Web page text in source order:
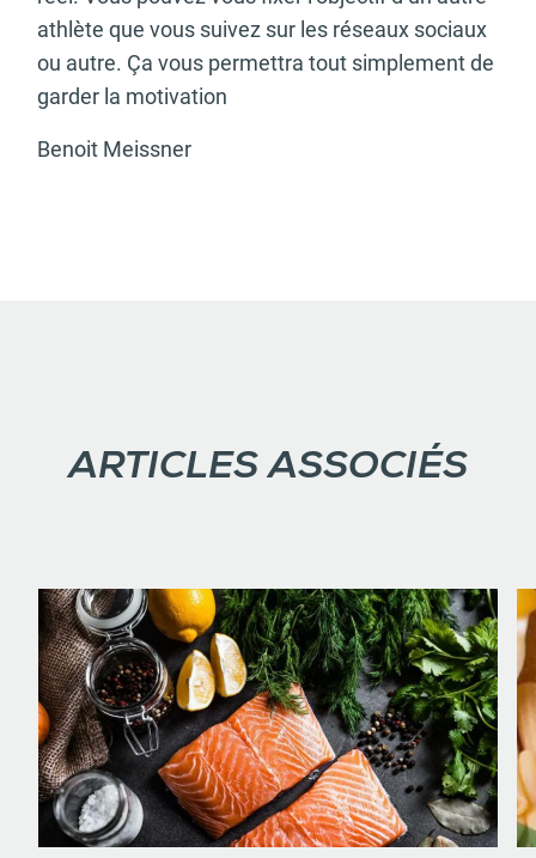
athlète que vous suivez sur les réseaux sociaux
ou autre. Ça vous permettra tout simplement de
garder la motivation
Benoit Meissner
ARTICLES ASSOCIÉS